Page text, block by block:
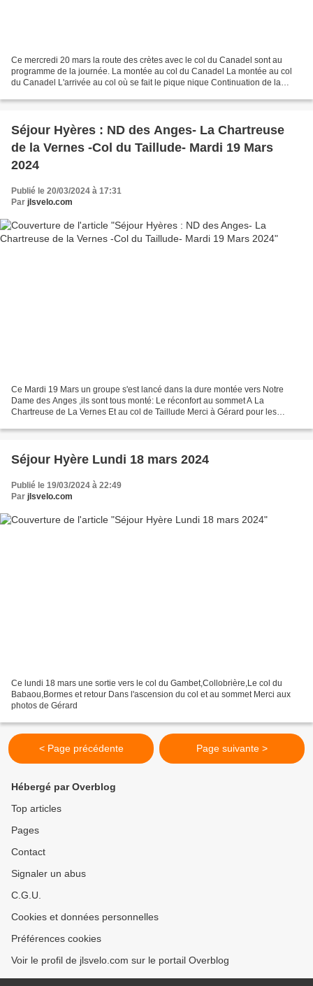
Ce mercredi 20 mars la route des crètes avec le col du Canadel sont au
programme de la journée. La montée au col du Canadel La montée au col
du Canadel L'arrivée au col où se fait le pique nique Continuation de la
Séjour Hyères : ND des Anges- La Chartreuse
de la Vernes -Col du Taillude- Mardi 19 Mars
2024
Publié le 20/03/2024 à 17:31
Par jlsvelo.com
Ce Mardi 19 Mars un groupe s'est lancé dans la dure montée vers Notre
Dame des Anges ,ils sont tous monté: Le réconfort au sommet A La
Chartreuse de La Vernes Et au col de Taillude Merci à Gérard pour les
Séjour Hyère Lundi 18 mars 2024
Publié le 19/03/2024 à 22:49
Par jlsvelo.com
Ce lundi 18 mars une sortie vers le col du Gambet,Collobrière,Le col du
Babaou,Bormes et retour Dans l'ascension du col et au sommet Merci aux
photos de Gérard
< Page précédente Page suivante >
Hébergé par Overblog
Top articles
Pages
Contact
Signaler un abus
C.G.U.
Cookies et données personnelles
Préférences cookies
Voir le profil de jlsvelo.com sur le portail Overblog